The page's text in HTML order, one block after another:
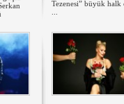
Tezenesi” büyük halk